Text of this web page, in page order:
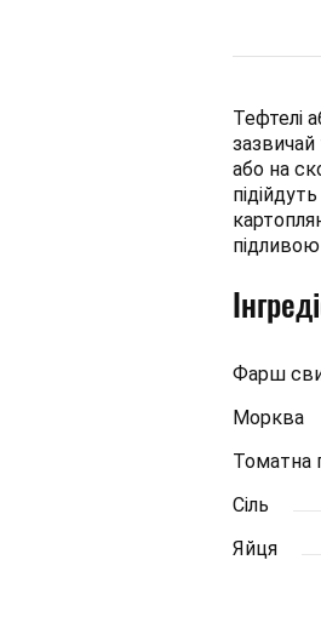
Тефтелі
або на
Фарш
Морква
Томатна
Сіль
Яйця